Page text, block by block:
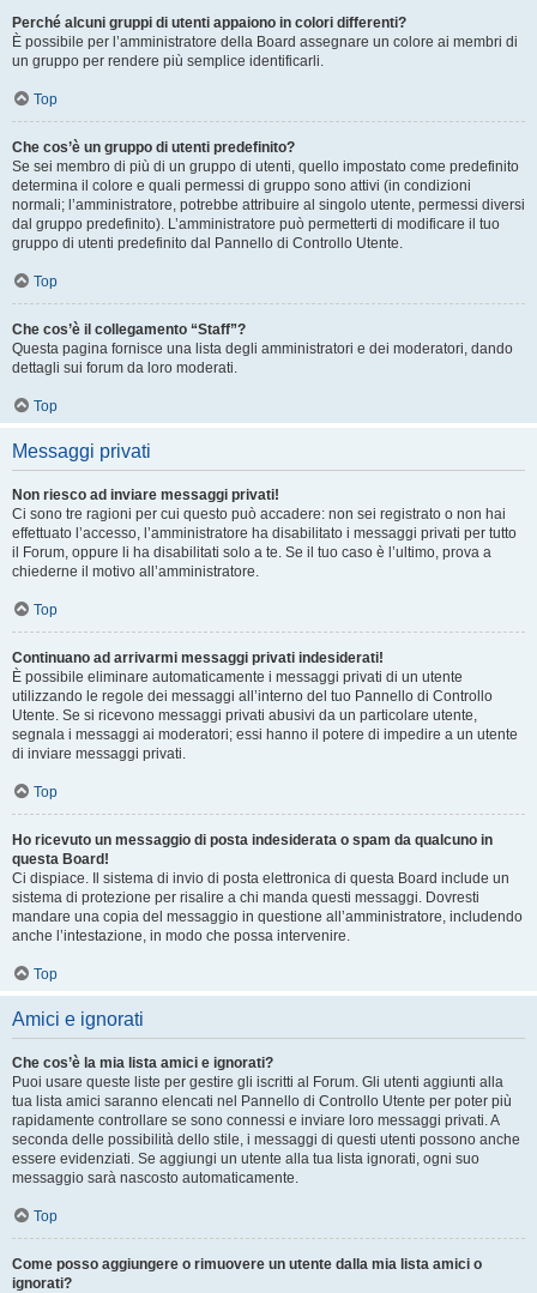
Perché alcuni gruppi di utenti appaiono in colori differenti?
È possibile per l’amministratore della Board assegnare un colore ai membri di
un gruppo per rendere più semplice identificarli.
Top
Che cos’è un gruppo di utenti predefinito?
Se sei membro di più di un gruppo di utenti, quello impostato come predefinito
determina il colore e quali permessi di gruppo sono attivi (in condizioni
normali; l’amministratore, potrebbe attribuire al singolo utente, permessi diversi
dal gruppo predefinito). L’amministratore può permetterti di modificare il tuo
gruppo di utenti predefinito dal Pannello di Controllo Utente.
Top
Che cos’è il collegamento “Staff”?
Questa pagina fornisce una lista degli amministratori e dei moderatori, dando
dettagli sui forum da loro moderati.
Top
Messaggi privati
Non riesco ad inviare messaggi privati!
Ci sono tre ragioni per cui questo può accadere: non sei registrato o non hai
effettuato l’accesso, l’amministratore ha disabilitato i messaggi privati per tutto
il Forum, oppure li ha disabilitati solo a te. Se il tuo caso è l’ultimo, prova a
chiederne il motivo all’amministratore.
Top
Continuano ad arrivarmi messaggi privati indesiderati!
È possibile eliminare automaticamente i messaggi privati ​​di un utente
utilizzando le regole dei messaggi all’interno del tuo Pannello di Controllo
Utente. Se si ricevono messaggi privati ​​abusivi da un particolare utente,
segnala i messaggi ai moderatori; essi hanno il potere di impedire a un utente
di inviare messaggi privati​​.
Top
Ho ricevuto un messaggio di posta indesiderata o spam da qualcuno in
questa Board!
Ci dispiace. Il sistema di invio di posta elettronica di questa Board include un
sistema di protezione per risalire a chi manda questi messaggi. Dovresti
mandare una copia del messaggio in questione all’amministratore, includendo
anche l’intestazione, in modo che possa intervenire.
Top
Amici e ignorati
Che cos’è la mia lista amici e ignorati?
Puoi usare queste liste per gestire gli iscritti al Forum. Gli utenti aggiunti alla
tua lista amici saranno elencati nel Pannello di Controllo Utente per poter più
rapidamente controllare se sono connessi e inviare loro messaggi privati. A
seconda delle possibilità dello stile, i messaggi di questi utenti possono anche
essere evidenziati. Se aggiungi un utente alla tua lista ignorati, ogni suo
messaggio sarà nascosto automaticamente.
Top
Come posso aggiungere o rimuovere un utente dalla mia lista amici o
ignorati?